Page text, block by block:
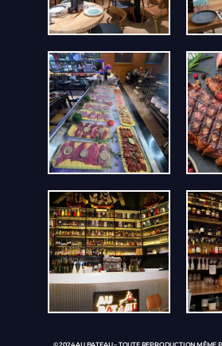
© 2024 AU BATEAU – TOUTE REPRODUCTION MÊME